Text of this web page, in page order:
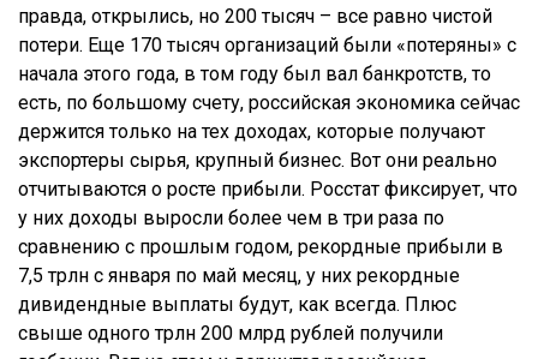
правда, открылись, но 200 тысяч – все равно чистой
потери. Еще 170 тысяч организаций были «потеряны» с
начала этого года, в том году был вал банкротств, то
есть, по большому счету, российская экономика сейчас
держится только на тех доходах, которые получают
экспортеры сырья, крупный бизнес. Вот они реально
отчитываются о росте прибыли. Росстат фиксирует, что
у них доходы выросли более чем в три раза по
сравнению с прошлым годом, рекордные прибыли в
7,5 трлн с января по май месяц, у них рекордные
дивидендные выплаты будут, как всегда. Плюс
свыше одного трлн 200 млрд рублей получили